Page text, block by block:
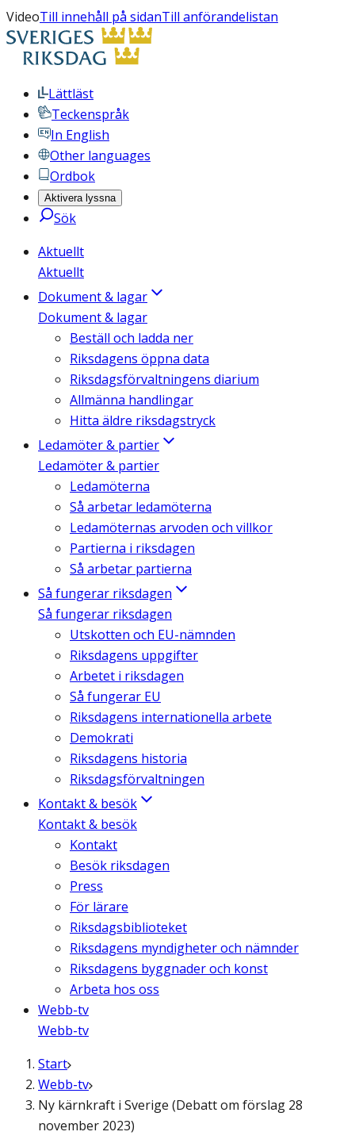
VideoTill innehåll på sidanTill anförandelistan
Lättläst
Teckenspråk
In English
Other languages
Ordbok
Aktivera lyssna
Sök
Aktuellt
Aktuellt
Dokument & lagar
Dokument & lagar
Beställ och ladda ner
Riksdagens öppna data
Riksdagsförvaltningens diarium
Allmänna handlingar
Hitta äldre riksdagstryck
Ledamöter & partier
Ledamöter & partier
Ledamöterna
Så arbetar ledamöterna
Ledamöternas arvoden och villkor
Partierna i riksdagen
Så arbetar partierna
Så fungerar riksdagen
Så fungerar riksdagen
Utskotten och EU-nämnden
Riksdagens uppgifter
Arbetet i riksdagen
Så fungerar EU
Riksdagens internationella arbete
Demokrati
Riksdagens historia
Riksdagsförvaltningen
Kontakt & besök
Kontakt & besök
Kontakt
Besök riksdagen
Press
För lärare
Riksdagsbiblioteket
Riksdagens myndigheter och nämnder
Riksdagens byggnader och konst
Arbeta hos oss
Webb-tv
Webb-tv
Start
Webb-tv
Ny kärnkraft i Sverige (Debatt om förslag 28
november 2023)